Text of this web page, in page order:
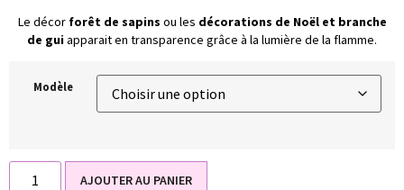
Le décor forêt de sapins ou les décorations de Noël et branche
de guiapparait en transparence grâce à la lumière de la flamme.
Modèle
AJOUTER AU PANIER